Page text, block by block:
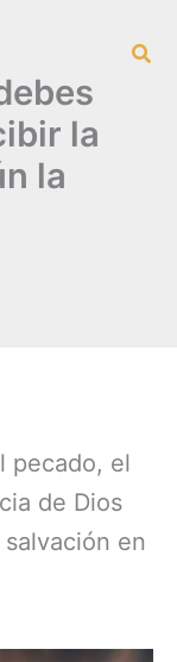
la
la
pecado, el
de Dios
en